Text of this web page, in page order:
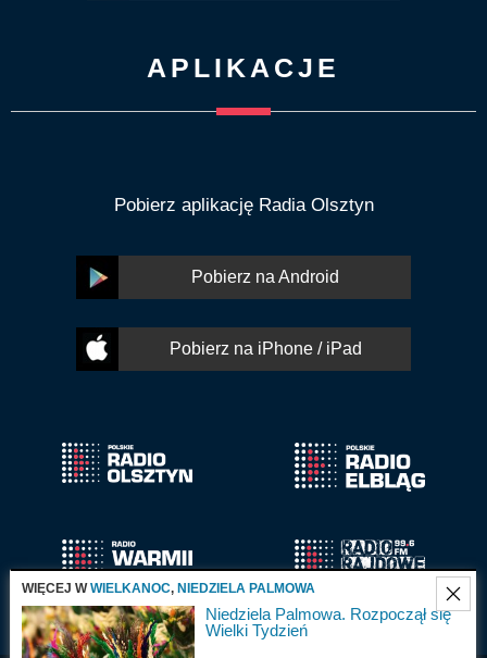
APLIKACJE
Pobierz aplikację Radia Olsztyn
Pobierz na Android
Pobierz na iPhone / iPad
WIĘCEJ WWIELKANOC, NIEDZIELA PALMOWA
Niedziela Palmowa. Rozpoczął się
Wielki Tydzień